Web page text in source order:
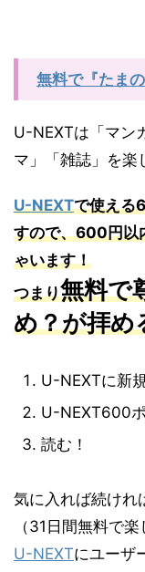
無料で『たま
U-NEXTは「マン
マ」「雑誌」を楽
U-NEXTで使える
すので、600円以
ゃいます！
つまり無料で
め？が拝
U-NEXTに新
U-NEXT600
読む！
気に入れば続けれ
（31日間無料で
U-NEXTにユーザ